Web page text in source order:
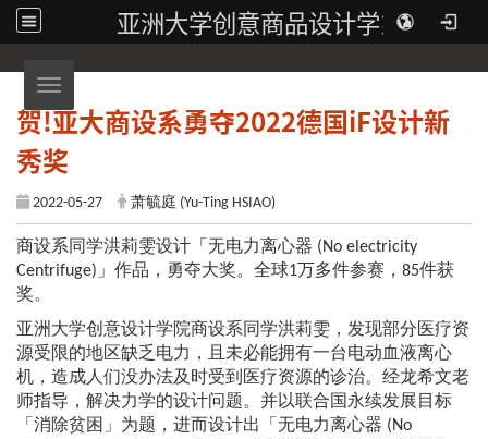
亚洲大学创意商品设计学系
Toggle navigation
贺!亚大商设系勇夺2022德国iF设计新
秀奖
2022-05-27 萧毓庭 (Yu-Ting HSIAO)
商设系同学洪莉雯设计「无电力离心器 (No electricity
Centrifuge)」作品，勇夺大奖。全球1万多件参赛，85件获
奖。
亚洲大学创意设计学院商设系同学洪莉雯，发现部分医疗资
源受限的地区缺乏电力，且未必能拥有一台电动血液离心
机，造成人们没办法及时受到医疗资源的诊治。经龙希文老
师指导，解决力学的设计问题。并以联合国永续发展目标
「消除贫困」为题，进而设计出「无电力离心器 (No